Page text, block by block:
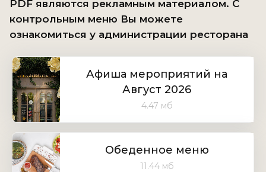
PDF являются рекламным материалом. С
контрольным меню Вы можете
ознакомиться у администрации ресторана
Афиша мероприятий на
Август 2026
4.47 мб
Обеденное меню
11.44 мб